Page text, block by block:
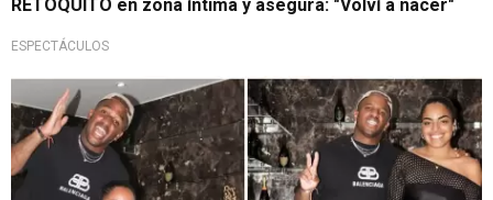
RETOQUITO en zona íntima y asegura: "Volví a nacer"
ESPECTÁCULOS
¡Qué tal cambio!